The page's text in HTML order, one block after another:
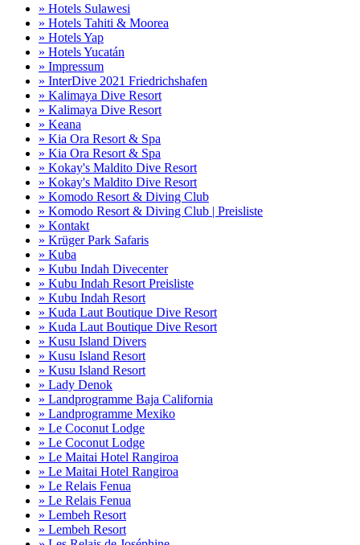
» Hotels Sulawesi
» Hotels Tahiti & Moorea
» Hotels Yap
» Hotels Yucatán
» Impressum
» InterDive 2021 Friedrichshafen
» Kalimaya Dive Resort
» Kalimaya Dive Resort
» Keana
» Kia Ora Resort & Spa
» Kia Ora Resort & Spa
» Kokay's Maldito Dive Resort
» Kokay's Maldito Dive Resort
» Komodo Resort & Diving Club
» Komodo Resort & Diving Club | Preisliste
» Kontakt
» Krüger Park Safaris
» Kuba
» Kubu Indah Divecenter
» Kubu Indah Resort Preisliste
» Kubu Indah Resort
» Kuda Laut Boutique Dive Resort
» Kuda Laut Boutique Dive Resort
» Kusu Island Divers
» Kusu Island Resort
» Kusu Island Resort
» Lady Denok
» Landprogramme Baja California
» Landprogramme Mexiko
» Le Coconut Lodge
» Le Coconut Lodge
» Le Maitai Hotel Rangiroa
» Le Maitai Hotel Rangiroa
» Le Relais Fenua
» Le Relais Fenua
» Lembeh Resort
» Lembeh Resort